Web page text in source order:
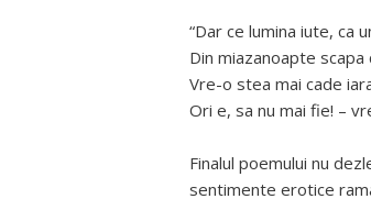
“Dar ce lumina iute, ca
Din miazanoapte
Vre-o stea mai cade
Ori e, sa nu mai fie! –
Finalul poemului nu
sentimente erotice